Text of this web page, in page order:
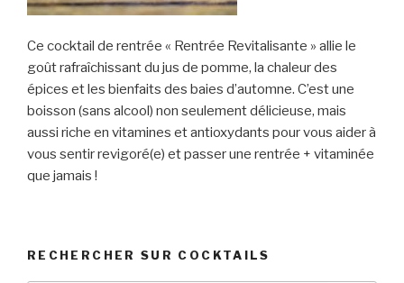
Ce cocktail de rentrée « Rentrée Revitalisante » allie le
goût rafraîchissant du jus de pomme, la chaleur des
épices et les bienfaits des baies d’automne. C’est une
boisson (sans alcool) non seulement délicieuse, mais
aussi riche en vitamines et antioxydants pour vous aider à
vous sentir revigoré(e) et passer une rentrée + vitaminée
que jamais !
RECHERCHER SUR COCKTAILS